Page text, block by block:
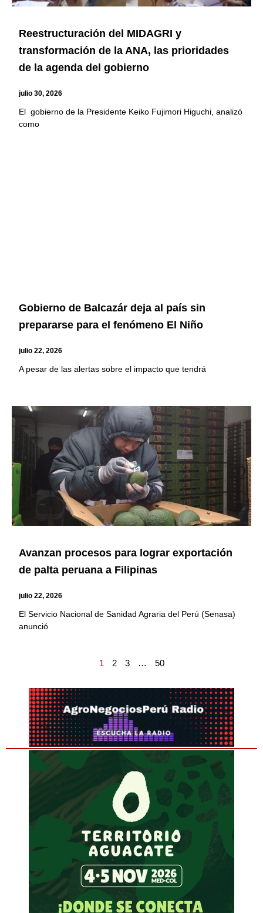
Reestructuración del MIDAGRI y
transformación de la ANA, las prioridades
de la agenda del gobierno
julio 30, 2026
El gobierno de la Presidente Keiko Fujimori Higuchi, analizó
como
Gobierno de Balcazár deja al país sin
prepararse para el fenómeno El Niño
julio 22, 2026
A pesar de las alertas sobre el impacto que tendrá
Avanzan procesos para lograr exportación
de palta peruana a Filipinas
julio 22, 2026
El Servicio Nacional de Sanidad Agraria del Perú (Senasa)
anunció
1 2 3 … 50